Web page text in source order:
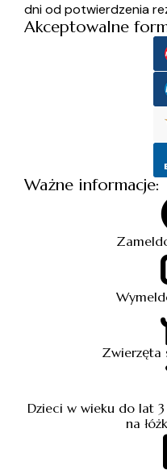
dni od potwierdzenia
Akceptowalne
Ważne informacje:
Zwierzęta
Dzieci w wieku do lat 3
na